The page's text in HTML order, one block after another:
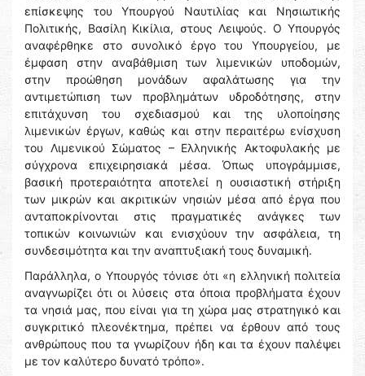
επίσκεψης του Υπουργού Ναυτιλίας και Νησιωτικής
Πολιτικής, Βασίλη Κικίλια, στους Λειψούς. Ο Υπουργός
αναφέρθηκε στο συνολικό έργο του Υπουργείου, με
έμφαση στην αναβάθμιση των λιμενικών υποδομών,
στην προώθηση μονάδων αφαλάτωσης για την
αντιμετώπιση των προβλημάτων υδροδότησης, στην
επιτάχυνση του σχεδιασμού και της υλοποίησης
λιμενικών έργων, καθώς και στην περαιτέρω ενίσχυση
του Λιμενικού Σώματος – Ελληνικής Ακτοφυλακής με
σύγχρονα επιχειρησιακά μέσα. Όπως υπογράμμισε,
βασική προτεραιότητα αποτελεί η ουσιαστική στήριξη
των μικρών και ακριτικών νησιών μέσα από έργα που
ανταποκρίνονται στις πραγματικές ανάγκες των
τοπικών κοινωνιών και ενισχύουν την ασφάλεια, τη
συνδεσιμότητα και την αναπτυξιακή τους δυναμική.
Παράλληλα, ο Υπουργός τόνισε ότι «η ελληνική πολιτεία
αναγνωρίζει ότι οι λύσεις στα όποια προβλήματα έχουν
τα νησιά μας, που είναι για τη χώρα μας στρατηγικό και
συγκριτικό πλεονέκτημα, πρέπει να έρθουν από τους
ανθρώπους που τα γνωρίζουν ήδη και τα έχουν παλέψει
με τον καλύτερο δυνατό τρόπο».